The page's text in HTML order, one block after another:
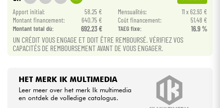
HiFi
Sets
Apport initial: 58.25 € Mensualités:
11 x 62.93 €
Montant financement:
640.75 € Coût financement:
51.48 €
Montant total dù:
692.23 € TAEG fixe: 16.9 %
UN CRÉDIT VOUS ENGAGE ET DOIT ÊTRE REMBOURSÉ. VÉRIFIEZ VOS
CAPACITÉS DE REMBOURSEMENT AVANT DE VOUS ENGAGER.
HET MERK IK MULTIMEDIA
Leer meer over het merk Ik multimedia
en ontdek de volledige catalogus.